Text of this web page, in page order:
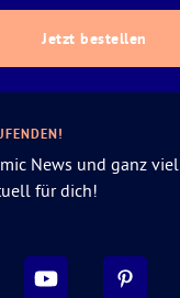
Jetzt bestellen
News und ganz viel
für dich!